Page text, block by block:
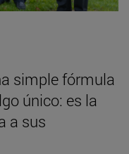
simple fórmula
único: es la
a sus